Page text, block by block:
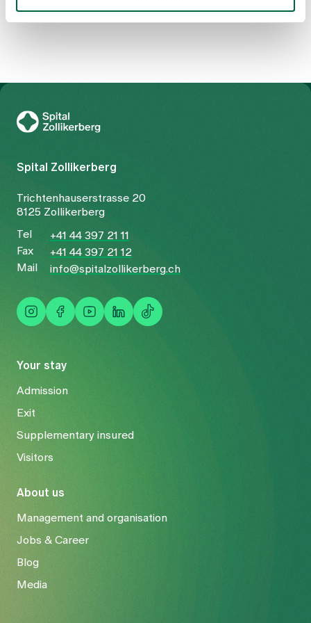
Swiss association for the study of the liver (SASL)
Your stay
Admission
Exit
Supplementary insured
Visitors
About us
Management and organisation
Jobs & Career
Blog
Media
Spital Zollikerberg
Trichtenhauserstrasse 20
8125 Zollikerberg
Tel
+41 44 397 21 11
Fax
+41 44 397 21 12
Mail
info@spitalzollikerberg.ch